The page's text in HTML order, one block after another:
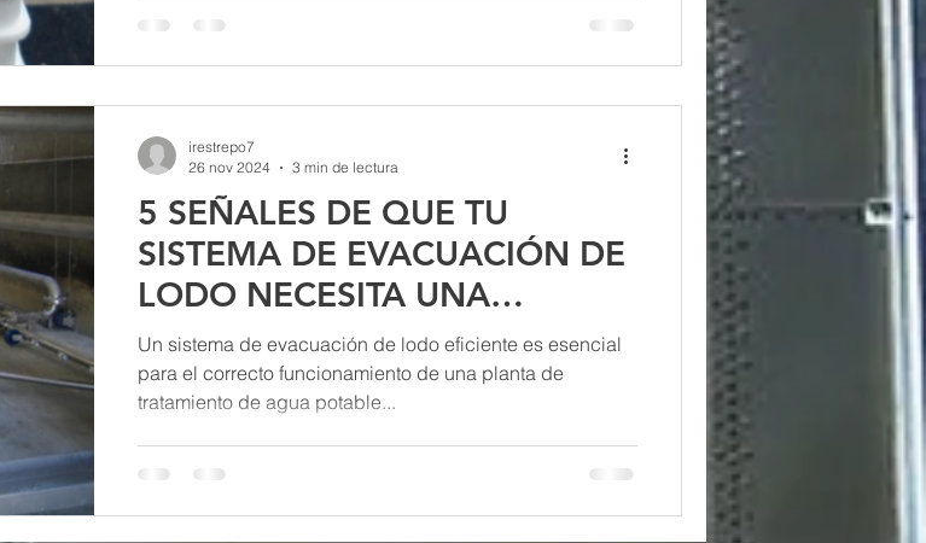
5 SEÑALES DE QUE TU
SISTEMA DE EVACUACIÓN DE
LODO NECESITA UNA
OPTIMIZACIÓN.
Un sistema de evacuación de lodo eficiente es esencial
para el correcto funcionamiento de una planta de
tratamiento de agua potable...
irestrepo7
26 nov 2024
3 min de lectura